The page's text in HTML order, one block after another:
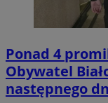
Ponad 4
Obywatel
następnego